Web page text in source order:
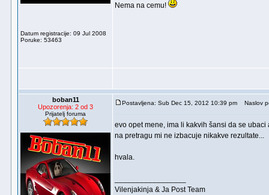
Datum registracije: 09 Jul 2008
Poruke: 53463
Nema na cemu!
boban11
Upozorenja: 2 od 3
Prijatelj foruma
Postavljena: Sub Dec 15, 2012 10:39 pm Naslov
evo opet mene, ima li kakvih šansi da se
na pretragu mi ne izbacuje nikakve rezultate...
hvala.
Vilenjakinja & Ja Post Team